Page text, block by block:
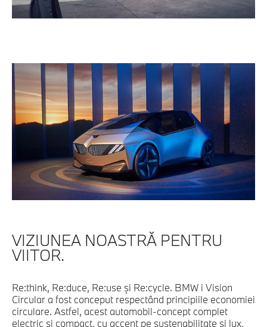
VIZIUNEA NOASTRĂ PENTRU
VIITOR.
Re:think, Re:duce, Re:use şi Re:cycle. BMW i Vision
Circular a fost conceput respectând principiile economiei
circulare. Astfel, acest automobil-concept complet
electric şi compact, cu accent pe sustenabilitate şi lux,